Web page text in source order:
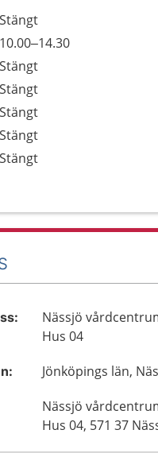
Stängt
10.00–14.30
Stängt
Stängt
Stängt
Stängt
Stängt
Nässjö
Hus 04
Jönköpings län,
Nässjö
Hus 04, 571 37